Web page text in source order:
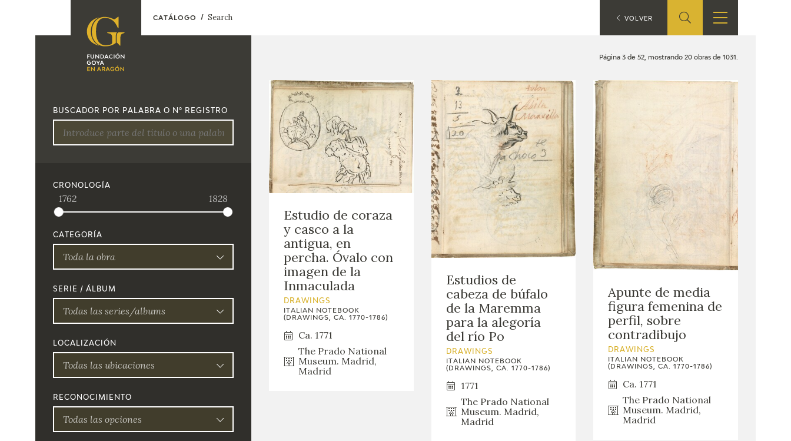
EN
FOUNDATION
CONTACT
EL VIAJE DE GOYA
CATÁLOGO
PREMIO ARAGÓN
GOYA
ONLINE SHOP
EDUCA
ARASAAC
BUSCADOR POR PALABRA O Nº REGISTRO
CRONOLOGÍA
1762 1828
CATEGORÍA
Toda la obra
SERIE / ÁLBUM
Todas las series/albums
LOCALIZACIÓN
Todas las ubicaciones
RECONOCIMIENTO
Todas las opciones
Página 3 de 52, mostrando 20 obras de 1031.
Estudio de coraza
y casco a la
antigua, en
percha. Óvalo con
imagen de la
Inmaculada
DRAWINGS
ITALIAN NOTEBOOK
(DRAWINGS, CA. 1770-1786)
Ca. 1771
The Prado National
Museum. Madrid,
Madrid
Estudios de
cabeza de búfalo
de la Maremma
para la alegoría
del río Po
DRAWINGS
ITALIAN NOTEBOOK
(DRAWINGS, CA. 1770-1786)
1771
The Prado National
Museum. Madrid,
Madrid
Apunte de media
figura femenina de
perfil, sobre
contradibujo
DRAWINGS
ITALIAN NOTEBOOK
(DRAWINGS, CA. 1770-1786)
Ca. 1771
The Prado National
Museum. Madrid,
Madrid
CATÁLOGO Search VOLVER